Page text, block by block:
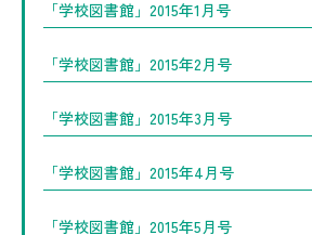
「学校図書館」2015年1月号
「学校図書館」2015年2月号
「学校図書館」2015年3月号
「学校図書館」2015年4月号
「学校図書館」2015年5月号